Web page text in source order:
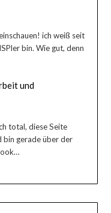
ich weiß seit
bin. Wie gut, denn
und
total, diese Seite
bin gerade über der